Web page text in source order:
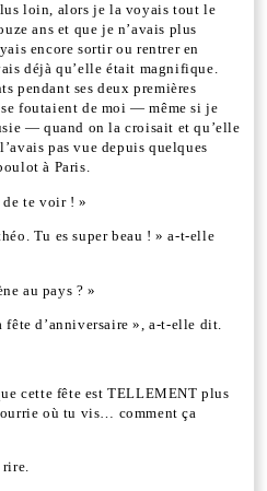
loin, alors je la voyais tout le
ans et que je n’avais plus
encore sortir ou rentrer en
déjà qu’elle était magnifique.
pendant ses deux premières
se foutaient de moi — même si je
— quand on la croisait et qu’elle
pas vue depuis quelques
à Paris.
te voir ! »
Tu es super beau ! » a-t-elle
au pays ? »
fête d’anniversaire », a-t-elle dit.
cette fête est TELLEMENT plus
où tu vis… comment ça
rire.